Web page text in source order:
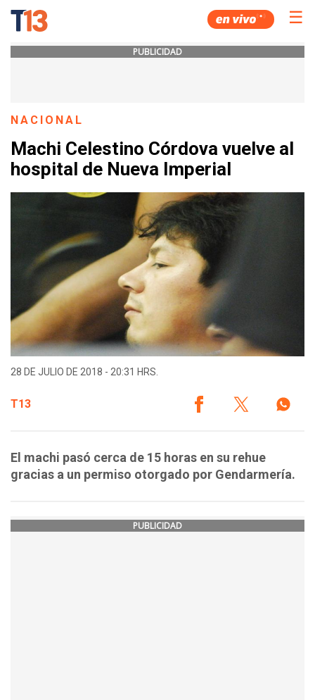
☰
PUBLICIDAD
NACIONAL
Machi Celestino Córdova vuelve al
hospital de Nueva Imperial
28 DE JULIO DE 2018 - 20:31 HRS.
T13
El machi pasó cerca de 15 horas en su rehue
gracias a un permiso otorgado por Gendarmería.
PUBLICIDAD